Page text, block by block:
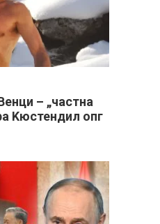
– „частна
Kюстендил опг